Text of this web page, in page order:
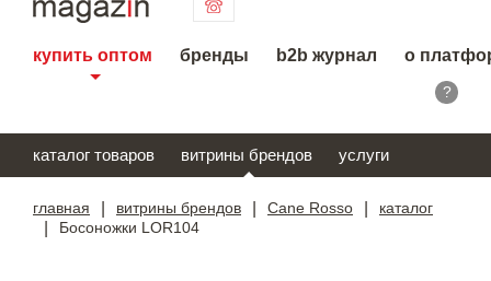
купить оптом бренды b2b журнал о
?
каталог товаров витрины брендов услуги
главная витрины брендов Cane Rosso каталог
Босоножки LOR104